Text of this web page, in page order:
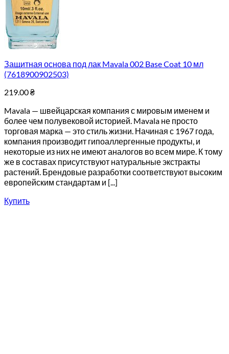
Защитная основа под лак Mavala 002 Base Coat 10 мл
(7618900902503)
219.00₴
Mavala — швейцарская компания с мировым именем и
более чем полувековой историей. Mavala не просто
торговая марка — это стиль жизни. Начиная с 1967 года,
компания производит гипоаллергенные продукты, и
некоторые из них не имеют аналогов во всем мире. К тому
же в составах присутствуют натуральные экстракты
растений. Брендовые разработки соответствуют высоким
европейским стандартам и [...]
Купить